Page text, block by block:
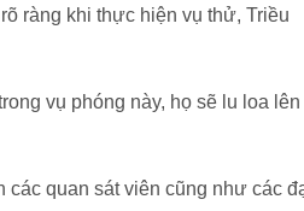
ràng khi thực hiện vụ thử, Triều
vụ phóng này, họ sẽ lu loa lên
quan sát viên cũng như các